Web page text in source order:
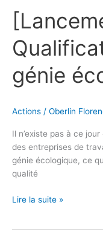
génie
Actions / Oberlin
Il n’existe pas à ce
des entreprises de
génie écologique, ce
qualité
Lire la suite »